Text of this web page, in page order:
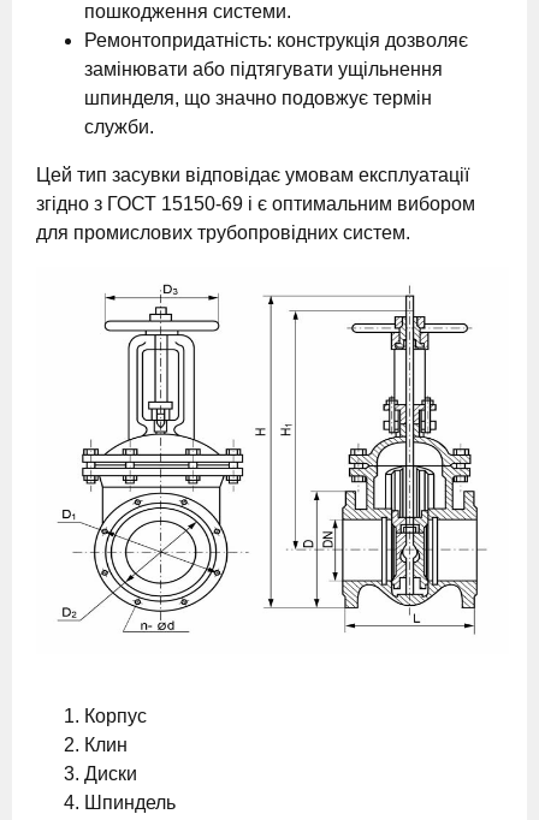
пошкодження системи.
Ремонтопридатність: конструкція дозволяє
замінювати або підтягувати ущільнення
шпинделя, що значно подовжує термін
служби.
Цей тип засувки відповідає умовам експлуатації
згідно з ГОСТ 15150-69 і є оптимальним вибором
для промислових трубопровідних систем.
Корпус
Клин
Диски
Шпиндель